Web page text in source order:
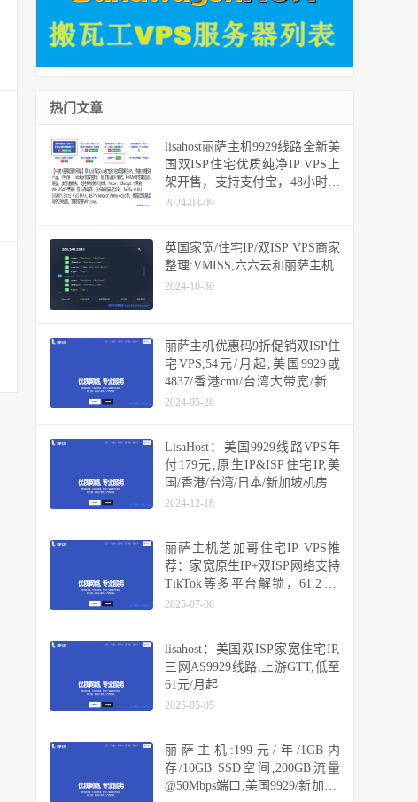
热门文章
lisahost丽萨主机9929线路全新美
国双ISP住宅优质纯净IP VPS上
架开售，支持支付宝，48小时无
条件退款
2024-03-09
英国家宽/住宅IP/双ISP VPS商家
整理:VMISS,六六云和丽萨主机
2024-10-30
丽萨主机优惠码9折促销双ISP住
宅VPS,54元/月起,美国9929或
4837/香港cmi/台湾大带宽/新加
坡大带宽/日本原生IP
2024-05-28
LisaHost：美国9929线路VPS年
付179元,原生IP&ISP住宅IP,美
国/香港/台湾/日本/新加坡机房
2024-12-18
丽萨主机芝加哥住宅IP VPS推
荐：家宽原生IP+双ISP网络支持
TikTok等多平台解锁，61.2元/
月/1GB内存/20GB NVMe空间，
2025-07-06
lisahost：美国双ISP家宽住宅IP,
三网AS9929线路,上游GTT,低至
61元/月起
2025-05-05
丽萨主机:199元/年/1GB内
存/10GB SSD空间,200GB流量
@50Mbps端口,美国9929/新加坡/